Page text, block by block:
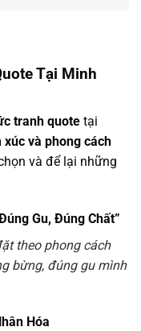
Tại Minh
tranh quote tại
và phong cách
và để lại những
Gu, Đúng Chất”
theo phong cách
bừng, đúng gu mình
Hóa